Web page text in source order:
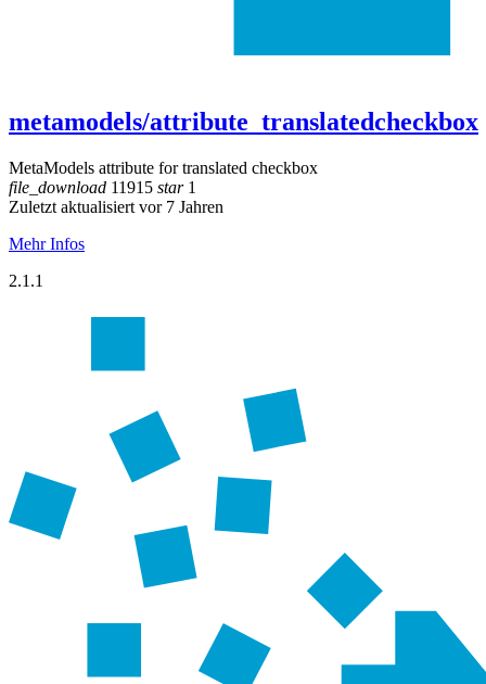
metamodels/attribute_translatedcheckbox
MetaModels attribute for translated checkbox
file_download 11915 star1
Zuletzt aktualisiert vor 7 Jahren
Mehr Infos
2.1.1